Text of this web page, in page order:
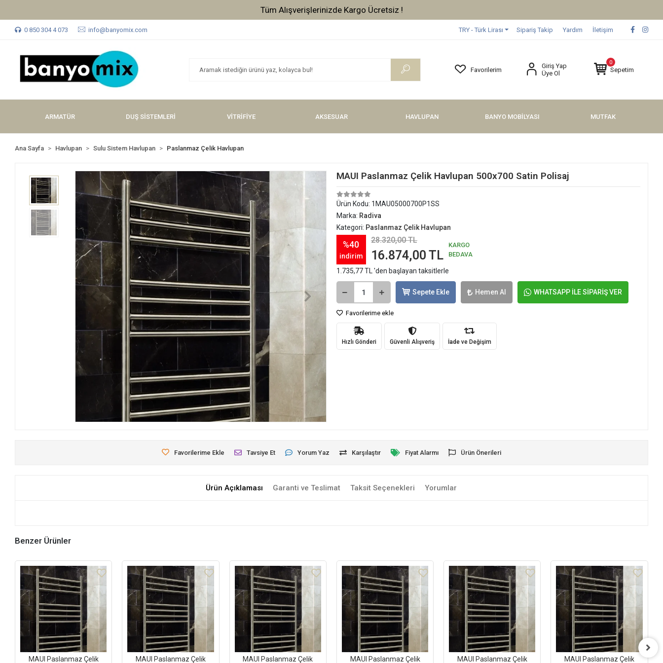
Tüm Alışverişlerinizde Kargo Ücretsiz !
0 850 304 4 073 info@banyomix.com TRY - Türk Lirası Sipariş Takip Yardım İletişim
Favorilerim
Giriş Yap
Üye Ol
0
Sepetim
ARMATÜR DUŞ SİSTEMLERİ VİTRİFİYE AKSESUAR HAVLUPAN BANYO MOBİLYASI MUTFAK
Ana Sayfa Havlupan Sulu Sistem Havlupan Paslanmaz Çelik Havlupan
MAUI Paslanmaz Çelik Havlupan 500x700 Satin Polisaj
Ürün Kodu: 1MAU05000700P1SS
Marka: Radiva
Kategori: Paslanmaz Çelik Havlupan
%40
indirim
28.320,00 TL
16.874,00 TL
KARGO
BEDAVA
1.735,77 TL 'den başlayan taksitlerle
Sepete Ekle Hemen Al WHATSAPP İLE SİPARİŞ VER
Favorilerime ekle
Hızlı Gönderi Güvenli Alışveriş İade ve Değişim
Favorilerime Ekle Tavsiye Et Yorum Yaz Karşılaştır Fiyat Alarmı Ürün Önerileri
Ürün Açıklaması Garanti ve Teslimat Taksit Seçenekleri Yorumlar
Benzer Ürünler
MAUI Paslanmaz Çelik MAUI Paslanmaz Çelik MAUI Paslanmaz Çelik MAUI Paslanmaz Çelik MAUI Paslanmaz Çelik MAUI Paslanmaz Çelik